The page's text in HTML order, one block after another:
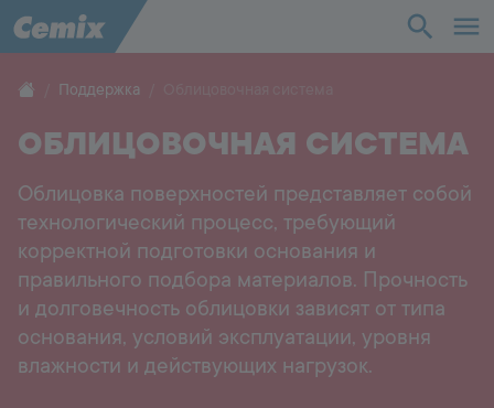
Решения
Продукты
Поддержка
О нас
Поддержка
ОБЛИЦОВОЧНАЯ СИСТЕМА
Облицовка поверхностей представляет собой
технологический процесс, требующий
корректной подготовки основания и
правильного подбора материалов. Прочность
и долговечность облицовки зависят от типа
основания, условий эксплуатации, уровня
влажности и действующих нагрузок.